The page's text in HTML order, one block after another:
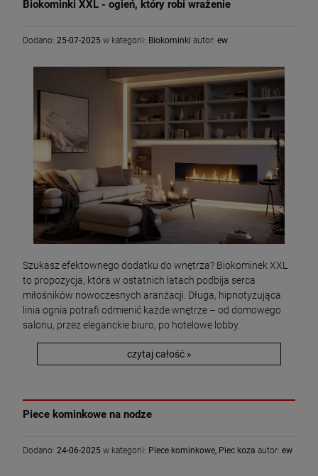
Biokominki XXL - ogień, który robi wrażenie
Dodano: 25-07-2025 w kategorii: Biokominki autor: ew
Szukasz efektownego dodatku do wnętrza? Biokominek XXL
to propozycja, która w ostatnich latach podbija serca
miłośników nowoczesnych aranżacji. Długa, hipnotyzująca
linia ognia potrafi odmienić każde wnętrze – od domowego
salonu, przez eleganckie biuro, po hotelowe lobby.
czytaj całość »
Piece kominkowe na nodze
Dodano: 24-06-2025 w kategorii: Piece kominkowe, Piec koza autor: ew